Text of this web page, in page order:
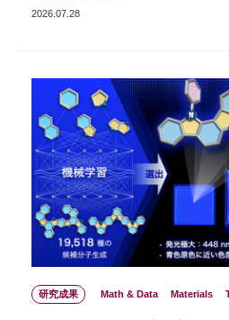
2026.07.28
研究成果 Math & Data Materials